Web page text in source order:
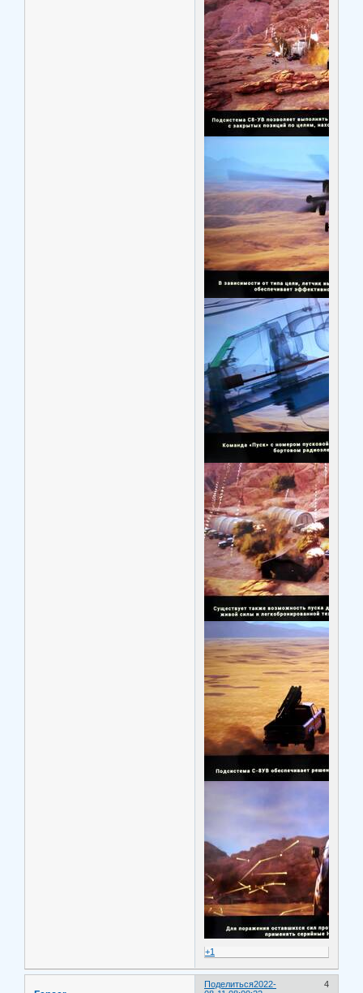
+1
Поделиться 4
2022-